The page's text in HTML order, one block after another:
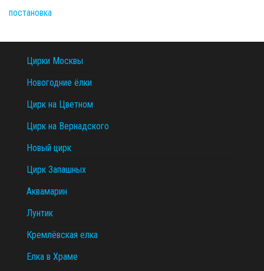
Цирки Москвы
Новогодние ёлки
Цирк на Цветном
Цирк на Вернадского
Новый цирк
Цирк Запашных
Аквамарин
Лунтик
Кремлёвская елка
Елка в Храме